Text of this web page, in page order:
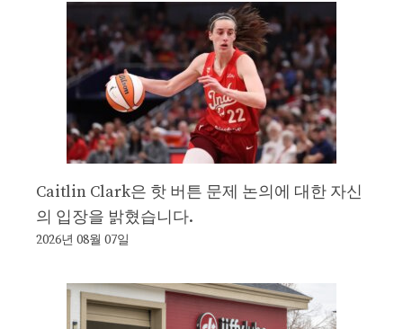
Caitlin Clark은 핫 버튼 문제 논의에 대한 자신
의 입장을 밝혔습니다.
2026년 08월 07일